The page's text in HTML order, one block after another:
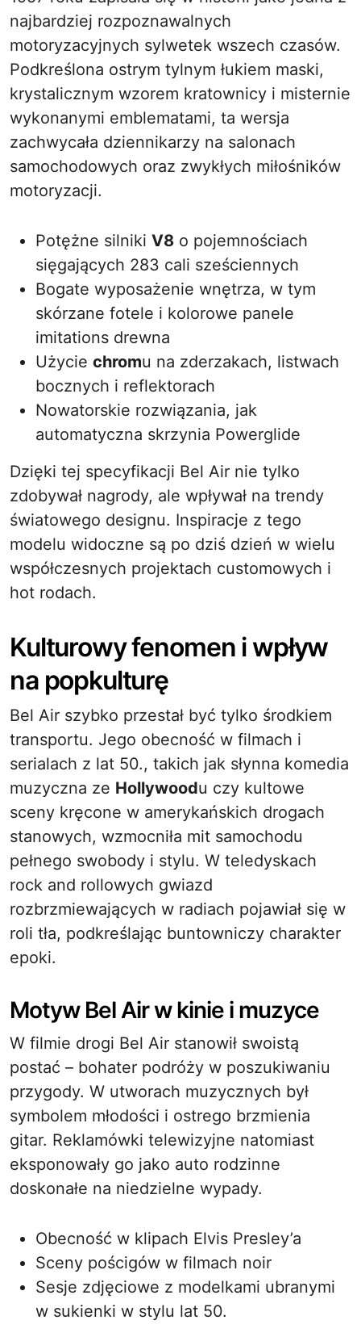
najbardziej rozpoznawalnych
motoryzacyjnych sylwetek wszech czasów.
Podkreślona ostrym tylnym łukiem maski,
krystalicznym wzorem kratownicy i misternie
wykonanymi emblematami, ta wersja
zachwycała dziennikarzy na salonach
samochodowych oraz zwykłych miłośników
motoryzacji.
Potężne silniki V8 o pojemnościach
sięgających 283 cali sześciennych
Bogate wyposażenie wnętrza, w tym
skórzane fotele i kolorowe panele
imitations drewna
Użycie chromu na zderzakach, listwach
bocznych i reflektorach
Nowatorskie rozwiązania, jak
automatyczna skrzynia Powerglide
Dzięki tej specyfikacji Bel Air nie tylko
zdobywał nagrody, ale wpływał na trendy
światowego designu. Inspiracje z tego
modelu widoczne są po dziś dzień w wielu
współczesnych projektach customowych i
hot rodach.
Kulturowy fenomen i wpływ
na popkulturę
Bel Air szybko przestał być tylko środkiem
transportu. Jego obecność w filmach i
serialach z lat 50., takich jak słynna komedia
muzyczna ze Hollywoodu czy kultowe
sceny kręcone w amerykańskich drogach
stanowych, wzmocniła mit samochodu
pełnego swobody i stylu. W teledyskach
rock and rollowych gwiazd
rozbrzmiewających w radiach pojawiał się w
roli tła, podkreślając buntowniczy charakter
epoki.
Motyw Bel Air w kinie i muzyce
W filmie drogi Bel Air stanowił swoistą
postać – bohater podróży w poszukiwaniu
przygody. W utworach muzycznych był
symbolem młodości i ostrego brzmienia
gitar. Reklamówki telewizyjne natomiast
eksponowały go jako auto rodzinne
doskonałe na niedzielne wypady.
Obecność w klipach Elvis Presley’a
Sceny pościgów w filmach noir
Sesje zdjęciowe z modelkami ubranymi
w sukienki w stylu lat 50.